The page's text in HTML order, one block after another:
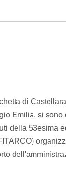
di
Emilia, si sono
della 53esima